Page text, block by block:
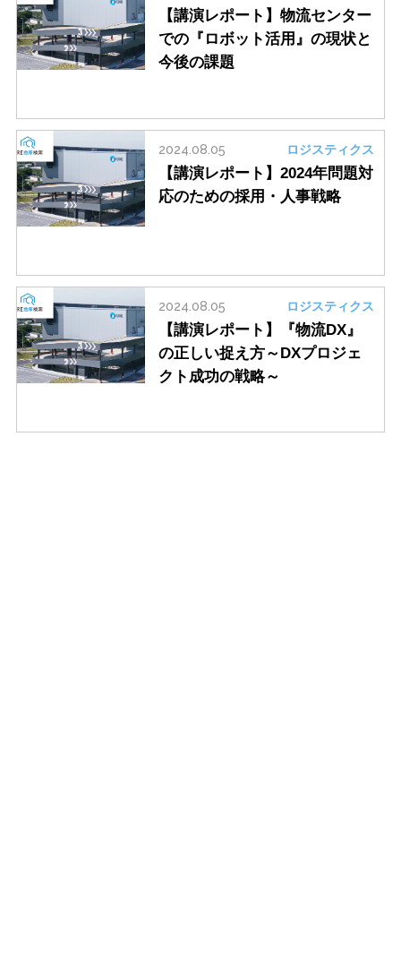
【講演レポート】物流センター
での『ロボット活用』の現状と
今後の課題
2024.08.05 ロジスティクス
【講演レポート】2024年問題対
応のための採用・人事戦略
2024.08.05 ロジスティクス
【講演レポート】『物流DX』
の正しい捉え方～DXプロジェ
クト成功の戦略～